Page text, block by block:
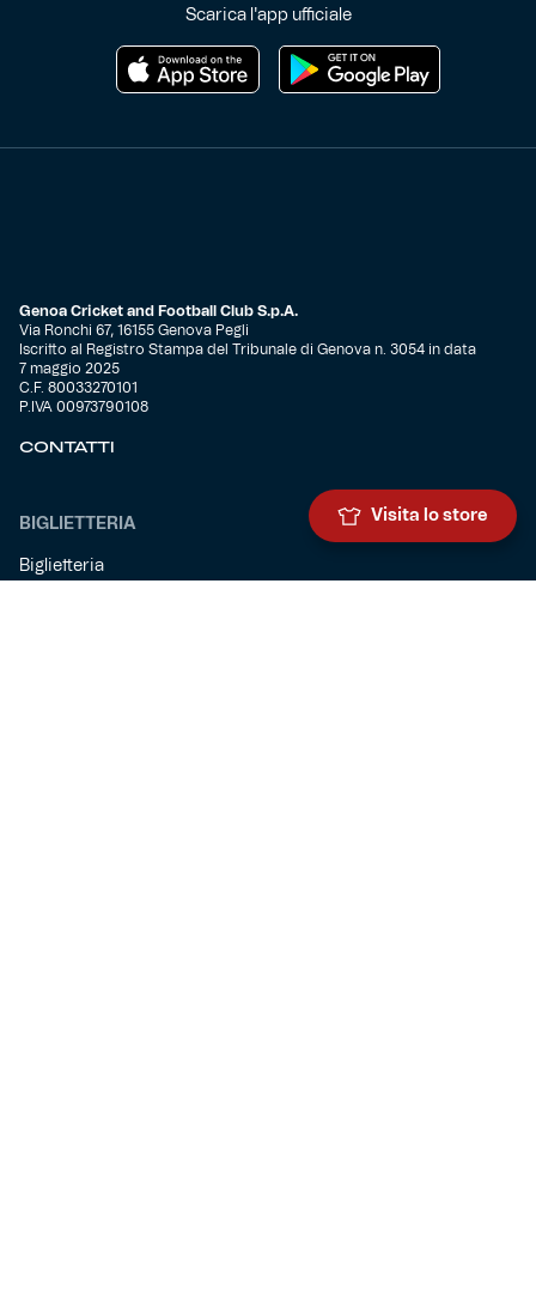
Scarica l'app ufficiale
Genoa Cricket and Football Club S.p.A.
Via Ronchi 67, 16155 Genova Pegli
Iscritto al Registro Stampa del Tribunale di Genova n. 3054 in data
7 maggio 2025
C.F. 80033270101
P.IVA 00973790108
CONTATTI
BIGLIETTERIA
Biglietteria
Visita lo store